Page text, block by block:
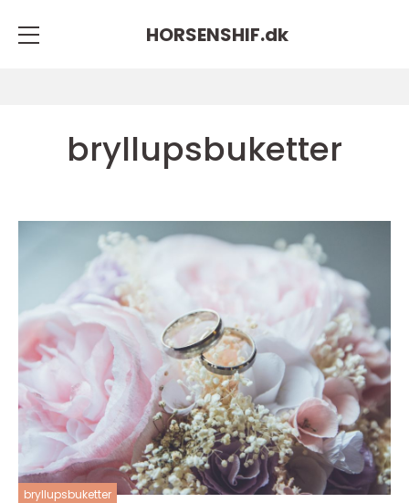
HORSENSHIF.dk
bryllupsbuketter
bryllupsbuketter